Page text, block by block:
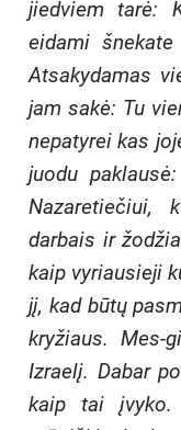
jiedviem tarė:
eidami
Atsakydamas
jam sakė: Tu
nepatyrei kas
juodu
Nazaretiečiui,
darbais ir
kaip vyriausieji
jį, kad būtų
kryžiaus. Mes-
Izraelį. Dabar
kaip tai įvyko.